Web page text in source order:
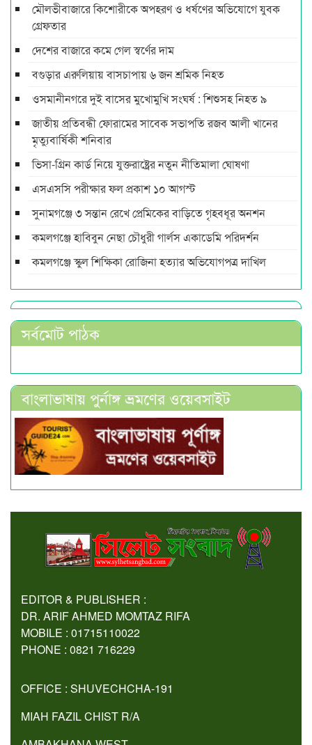
মৌলভীবাজারে কিশোরীকে অপহরণ ও ধর্ষণের অভিযোগে যুবক
গ্রেফতার
দেশের বাজারে কমে গেল স্বর্ণের দাম
বগুড়ার এরুলিয়ায় বাসচাপায় ৬ জন শ্রমিক নিহত
ওসমানীনগরে দুই বাসের মুখোমুখি সংঘর্ষ : শিশুসহ নিহত ৯
জাতীয় প্রতিবন্ধী ফোরামের সাবেক সভাপতি রজব আলী খানের
মৃত্যুবার্ষিকী শনিবার
ভিসা-গ্রিন কার্ড নিয়ে যুক্তরাষ্ট্রের নতুন নীতিমালা ঘোষণা
এসএসসি পরীক্ষার ফল প্রকাশ ১০ আগস্ট
সুনামগঞ্জে ৩ সন্তান রেখে প্রেমিকের বাড়িতে গৃহবধূর অনশন
কমলগঞ্জে হাবিবুন নেছা চৌধুরী গার্লস একাডেমি পরিদর্শন
কমলগঞ্জে স্কুল শিক্ষিকা রোজিনা হত্যার অভিযোগপত্র দাখিল
সর্বমোট পাঠক
বাংলাভাষায় পুর্নাঙ্গ ভ্রমণের ওয়েবসাইট
EDITOR & PUBLISHER :
DR. ARIF AHMED MOMTAZ RIFA
MOBILE : 01715110022
PHONE : 0821 716229
OFFICE : SHUVECHCHA-191
MIAH FAZIL CHIST R/A